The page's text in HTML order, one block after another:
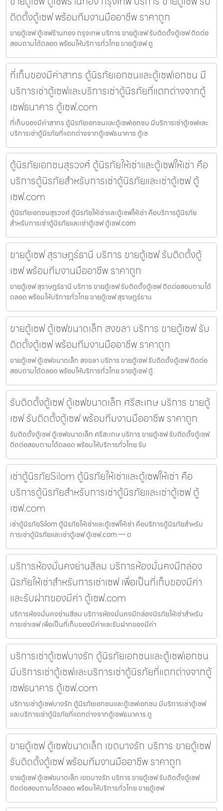
ติดตั้งตู้เซฟ พร้อมทีมงานมืออาชีพ ราคาถูก
ขายตู้เซฟ ตู้เซฟร้านทอง กรุงเทพ บริการ ขายตู้เซฟ รับติดตั้งตู้เซฟ ติดต่อ
สอบถามได้ตลอด พร้อมให้บริการทั่วไทย ขายตู้เซฟ ตู
ที่เก็บของมีค่าสาทร ตู้นิรภัยเอกชนและตู้เซฟเอกชน มี
บริการเช่าตู้เซฟและบริการเช่าตู้นิรภัยที่แตกต่างจากตู้
เซฟธนาคาร ตู้เซฟ.com
ที่เก็บของมีค่าสาทร ตู้นิรภัยเอกชนและตู้เซฟเอกชน มีบริการเช่าตู้เซฟและ
บริการเช่าตู้นิรภัยที่แตกต่างจากตู้เซฟธนาคาร ตู้เซ
ตู้นิรภัยเอกชนสุรวงศ์ ตู้นิรภัยให้เช่าและตู้เซฟให้เช่า คือ
บริการตู้นิรภัยสำหรับการเช่าตู้นิรภัยและเช่าตู้เซฟ ตู้
เซฟ.com
ตู้นิรภัยเอกชนสุรวงศ์ ตู้นิรภัยให้เช่าและตู้เซฟให้เช่า คือบริการตู้นิรภัย
สำหรับการเช่าตู้นิรภัยและเช่าตู้เซฟ ตู้เซฟ.com
ขายตู้เซฟ สุราษฎร์ธานี บริการ ขายตู้เซฟ รับติดตั้งตู้
เซฟ พร้อมทีมงานมืออาชีพ ราคาถูก
ขายตู้เซฟ สุราษฎร์ธานี บริการ ขายตู้เซฟ รับติดตั้งตู้เซฟ ติดต่อสอบถามได้
ตลอด พร้อมให้บริการทั่วไทย ขายตู้เซฟ สุราษฎร์ธาน
ขายตู้เซฟ ตู้เซฟขนาดเล็ก สงขลา บริการ ขายตู้เซฟ รับ
ติดตั้งตู้เซฟ พร้อมทีมงานมืออาชีพ ราคาถูก
ขายตู้เซฟ ตู้เซฟขนาดเล็ก สงขลา บริการ ขายตู้เซฟ รับติดตั้งตู้เซฟ ติดต่อ
สอบถามได้ตลอด พร้อมให้บริการทั่วไทย ขายตู้เซฟ ตู้
รับติดตั้งตู้เซฟ ตู้เซฟขนาดเล็ก ศรีสะเกษ บริการ ขายตู้
เซฟ รับติดตั้งตู้เซฟ พร้อมทีมงานมืออาชีพ ราคาถูก
รับติดตั้งตู้เซฟ ตู้เซฟขนาดเล็ก ศรีสะเกษ บริการ ขายตู้เซฟ รับติดตั้งตู้เซฟ
ติดต่อสอบถามได้ตลอด พร้อมให้บริการทั่วไทย รับ
เช่าตู้นิรภัยSilom ตู้นิรภัยให้เช่าและตู้เซฟให้เช่า คือ
บริการตู้นิรภัยสำหรับการเช่าตู้นิรภัยและเช่าตู้เซฟ ตู้
เซฟ.com
เช่าตู้นิรภัยSilom ตู้นิรภัยให้เช่าและตู้เซฟให้เช่า คือบริการตู้นิรภัยสำหรับ
การเช่าตู้นิรภัยและเช่าตู้เซฟ ตู้เซฟ.com — ต
บริการห้องมั่นคงย่านสีลม บริการห้องมั่นคงมีกล่อง
นิรภัยให้เช่าสำหรับการเช่าเซฟ เพื่อเป็นที่เก็บของมีค่า
และรับฝากของมีค่า ตู้เซฟ.com
บริการห้องมั่นคงย่านสีลม บริการห้องมั่นคงมีกล่องนิรภัยให้เช่าสำหรับ
การเช่าเซฟ เพื่อเป็นที่เก็บของมีค่าและรับฝากของมีค่า
บริการเช่าตู้เซฟบางรัก ตู้นิรภัยเอกชนและตู้เซฟเอกชน
มีบริการเช่าตู้เซฟและบริการเช่าตู้นิรภัยที่แตกต่างจากตู้
เซฟธนาคาร ตู้เซฟ.com
บริการเช่าตู้เซฟบางรัก ตู้นิรภัยเอกชนและตู้เซฟเอกชน มีบริการเช่าตู้เซฟ
และบริการเช่าตู้นิรภัยที่แตกต่างจากตู้เซฟธนาคาร ตู
ขายตู้เซฟ ตู้เซฟขนาดเล็ก เขตบางรัก บริการ ขายตู้เซฟ
รับติดตั้งตู้เซฟ พร้อมทีมงานมืออาชีพ ราคาถูก
ขายตู้เซฟ ตู้เซฟขนาดเล็ก เขตบางรัก บริการ ขายตู้เซฟ รับติดตั้งตู้เซฟ
ติดต่อสอบถามได้ตลอด พร้อมให้บริการทั่วไทย ขายตู้เซฟ